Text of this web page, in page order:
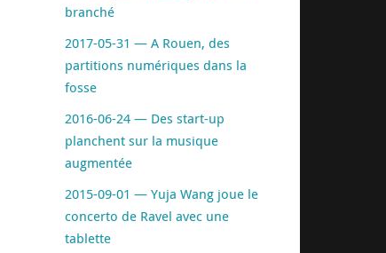
branché
2017-05-31 — A Rouen, des
partitions numériques dans la
fosse
2016-06-24 — Des start-up
planchent sur la musique
augmentée
2015-09-01 — Yuja Wang joue le
concerto de Ravel avec une
tablette